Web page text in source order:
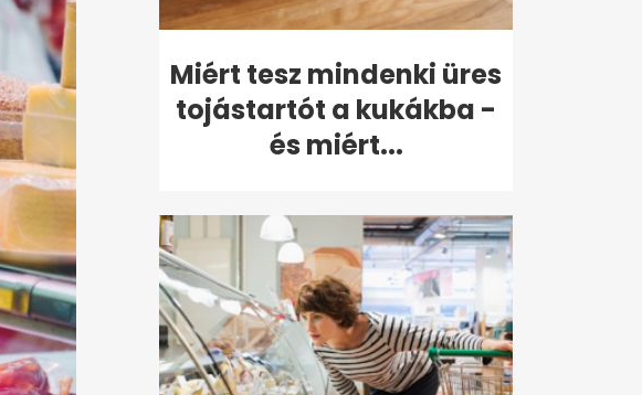
Miért tesz mindenki üres
tojástartót a kukákba -
és miért...